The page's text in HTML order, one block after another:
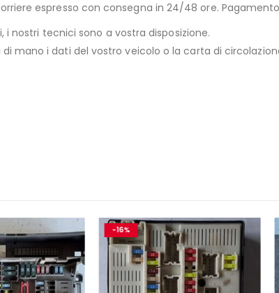
espresso con consegna in 24/48 ore.
nostri tecnici sono a vostra disposizione.
mano i dati del vostro veicolo o la carta di
-16%